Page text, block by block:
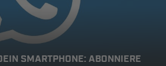
SMARTPHONE: ABONNIERE